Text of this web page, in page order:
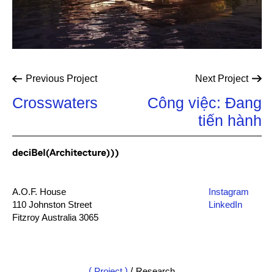
Previous Project
Crosswaters
Next Project
Công việc: Đang
tiến hành
A.O.F. House
110 Johnston Street
Fitzroy Australia 3065
Instagram
LinkedIn